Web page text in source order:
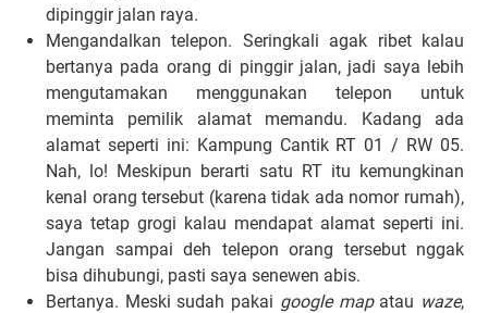
dipinggir jalan raya.
Mengandalkan telepon. Seringkali agak ribet kalau
bertanya pada orang di pinggir jalan, jadi saya lebih
mengutamakan menggunakan telepon untuk
meminta pemilik alamat memandu. Kadang ada
alamat seperti ini: Kampung Cantik RT 01 / RW 05.
Nah, lo! Meskipun berarti satu RT itu kemungkinan
kenal orang tersebut (karena tidak ada nomor rumah),
saya tetap grogi kalau mendapat alamat seperti ini.
Jangan sampai deh telepon orang tersebut nggak
bisa dihubungi, pasti saya senewen abis.
Bertanya. Meski sudah pakai google mapatau waze,